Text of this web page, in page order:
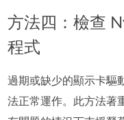
方法四：檢查
程式
過期或缺少的顯示卡驅
法正常運作。此方法著